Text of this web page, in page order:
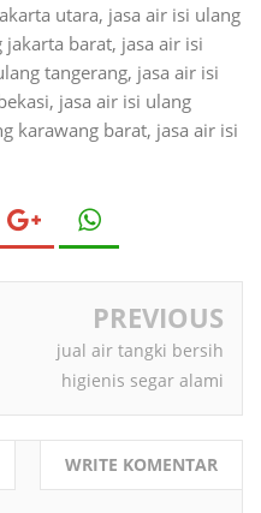
utara, jasa air isi ulang
barat, jasa air isi
tangerang, jasa air isi
jasa air isi ulang
karawang barat, jasa air isi
PREVIOUS
jual air tangki bersih
higienis segar alami
WRITE KOMENTAR